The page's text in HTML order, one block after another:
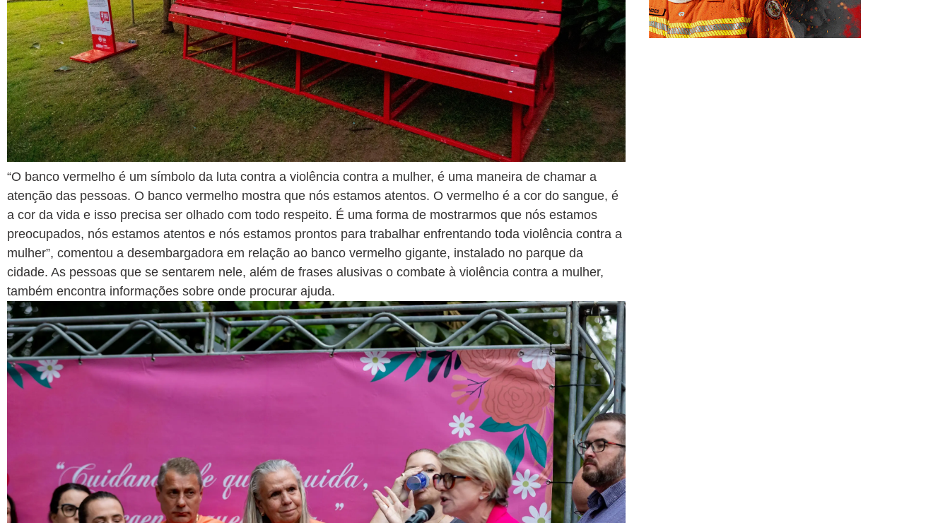
“O banco vermelho é um símbolo da luta contra a violência contra a mulher, é uma maneira de chamar a
atenção das pessoas. O banco vermelho mostra que nós estamos atentos. O vermelho é a cor do sangue, é
a cor da vida e isso precisa ser olhado com todo respeito. É uma forma de mostrarmos que nós estamos
preocupados, nós estamos atentos e nós estamos prontos para trabalhar enfrentando toda violência contra a
mulher”, comentou a desembargadora em relação ao banco vermelho gigante, instalado no parque da
cidade. As pessoas que se sentarem nele, além de frases alusivas o combate à violência contra a mulher,
também encontra informações sobre onde procurar ajuda.